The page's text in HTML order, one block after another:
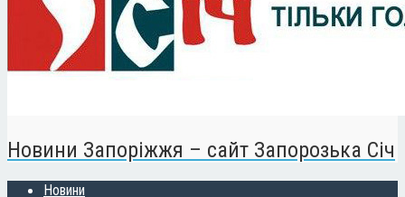
Новини Запоріжжя – сайт Запорозька Січ
Новини